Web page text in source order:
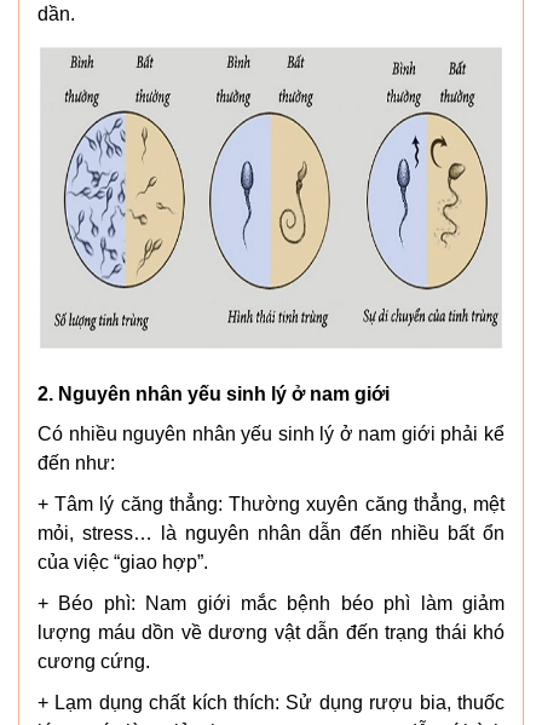
dần.
2. Nguyên nhân yếu sinh lý ở nam giới
Có nhiều nguyên nhân yếu sinh lý ở nam giới phải kể
đến như:
+ Tâm lý căng thẳng: Thường xuyên căng thẳng, mệt
mỏi, stress… là nguyên nhân dẫn đến nhiều bất ổn
của việc “giao hợp”.
+ Béo phì: Nam giới mắc bệnh béo phì làm giảm
lượng máu dồn về dương vật dẫn đến trạng thái khó
cương cứng.
+ Lạm dụng chất kích thích: Sử dụng rượu bia, thuốc